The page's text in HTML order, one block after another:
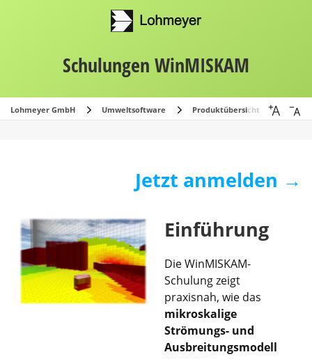
Schulungen WinMISKAM
Lohmeyer GmbH Umwelt­software Produktübersicht
Jetzt anmelden →
Einführung
Die WinMISKAM-
Schulung zeigt
praxisnah, wie das
mikroskalige
Strömungs- und
Ausbreitungsmodell